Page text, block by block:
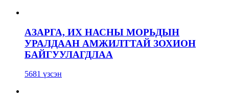
АЗАРГА, ИХ НАСНЫ МОРЬДЫН
УРАЛДААН АМЖИЛТТАЙ ЗОХИОН
БАЙГУУЛАГДЛАА
5681 үзсэн